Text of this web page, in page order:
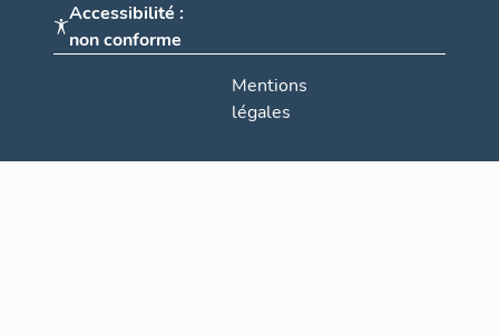
Accessibilité :
non conforme
Mentions
légales